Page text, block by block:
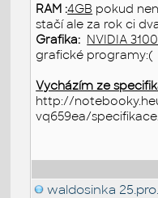
RAM :4GB pokud
stačí ale za rok ci
Grafika: NVIDIA
grafické programy:(
Vycházím ze
http://
vq659ea/
waldosinka